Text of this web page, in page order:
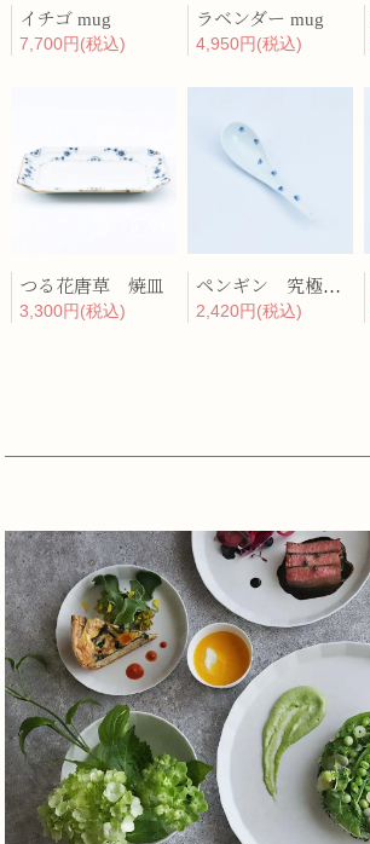
イチゴ mug
7,700円(税込)
ラベンダー mug
4,950円(税込)
つる花唐草 焼皿
3,300円(税込)
ペンギン 究極のレンゲ
2,420円(税込)